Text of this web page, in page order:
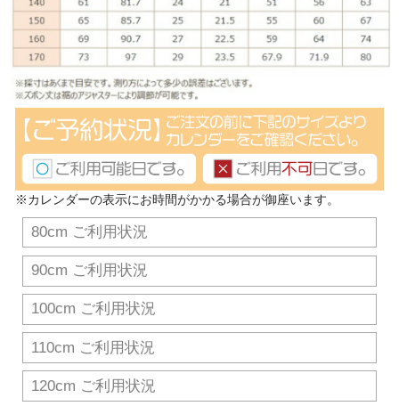
※カレンダーの表示にお時間がかかる場合が御座います。
80cm ご利用状況
90cm ご利用状況
100cm ご利用状況
110cm ご利用状況
120cm ご利用状況